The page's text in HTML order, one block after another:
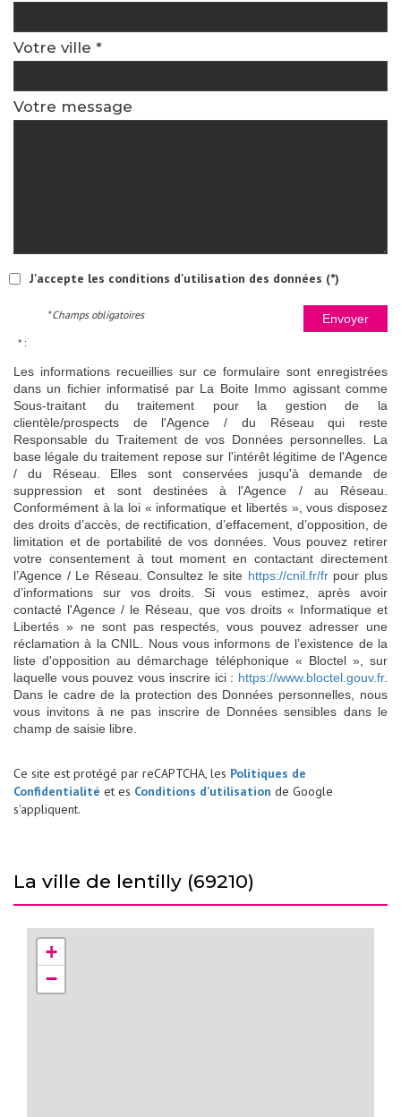
Votre ville *
Votre message
J'accepte les conditions d'utilisation des données (*)
Envoyer
* Champs obligatoires
* :
Les informations recueillies sur ce formulaire sont enregistrées
dans un fichier informatisé par La Boite Immo agissant comme
Sous-traitant du traitement pour la gestion de la
clientèle/prospects de l'Agence / du Réseau qui reste
Responsable du Traitement de vos Données personnelles. La
base légale du traitement repose sur l'intérêt légitime de l'Agence
/ du Réseau. Elles sont conservées jusqu'à demande de
suppression et sont destinées à l'Agence / au Réseau.
Conformément à la loi « informatique et libertés », vous disposez
des droits d’accès, de rectification, d’effacement, d’opposition, de
limitation et de portabilité de vos données. Vous pouvez retirer
votre consentement à tout moment en contactant directement
l’Agence / Le Réseau. Consultez le site https://cnil.fr/frpour plus
d’informations sur vos droits. Si vous estimez, après avoir
contacté l'Agence / le Réseau, que vos droits « Informatique et
Libertés » ne sont pas respectés, vous pouvez adresser une
réclamation à la CNIL. Nous vous informons de l’existence de la
liste d'opposition au démarchage téléphonique « Bloctel », sur
laquelle vous pouvez vous inscrire ici : https://www.bloctel.gouv.fr.
Dans le cadre de la protection des Données personnelles, nous
vous invitons à ne pas inscrire de Données sensibles dans le
champ de saisie libre.
Ce site est protégé par reCAPTCHA, les Politiques de
Confidentialité et es Conditions d'utilisation de Google
s'appliquent.
la ville de lentilly (69210)
+
−